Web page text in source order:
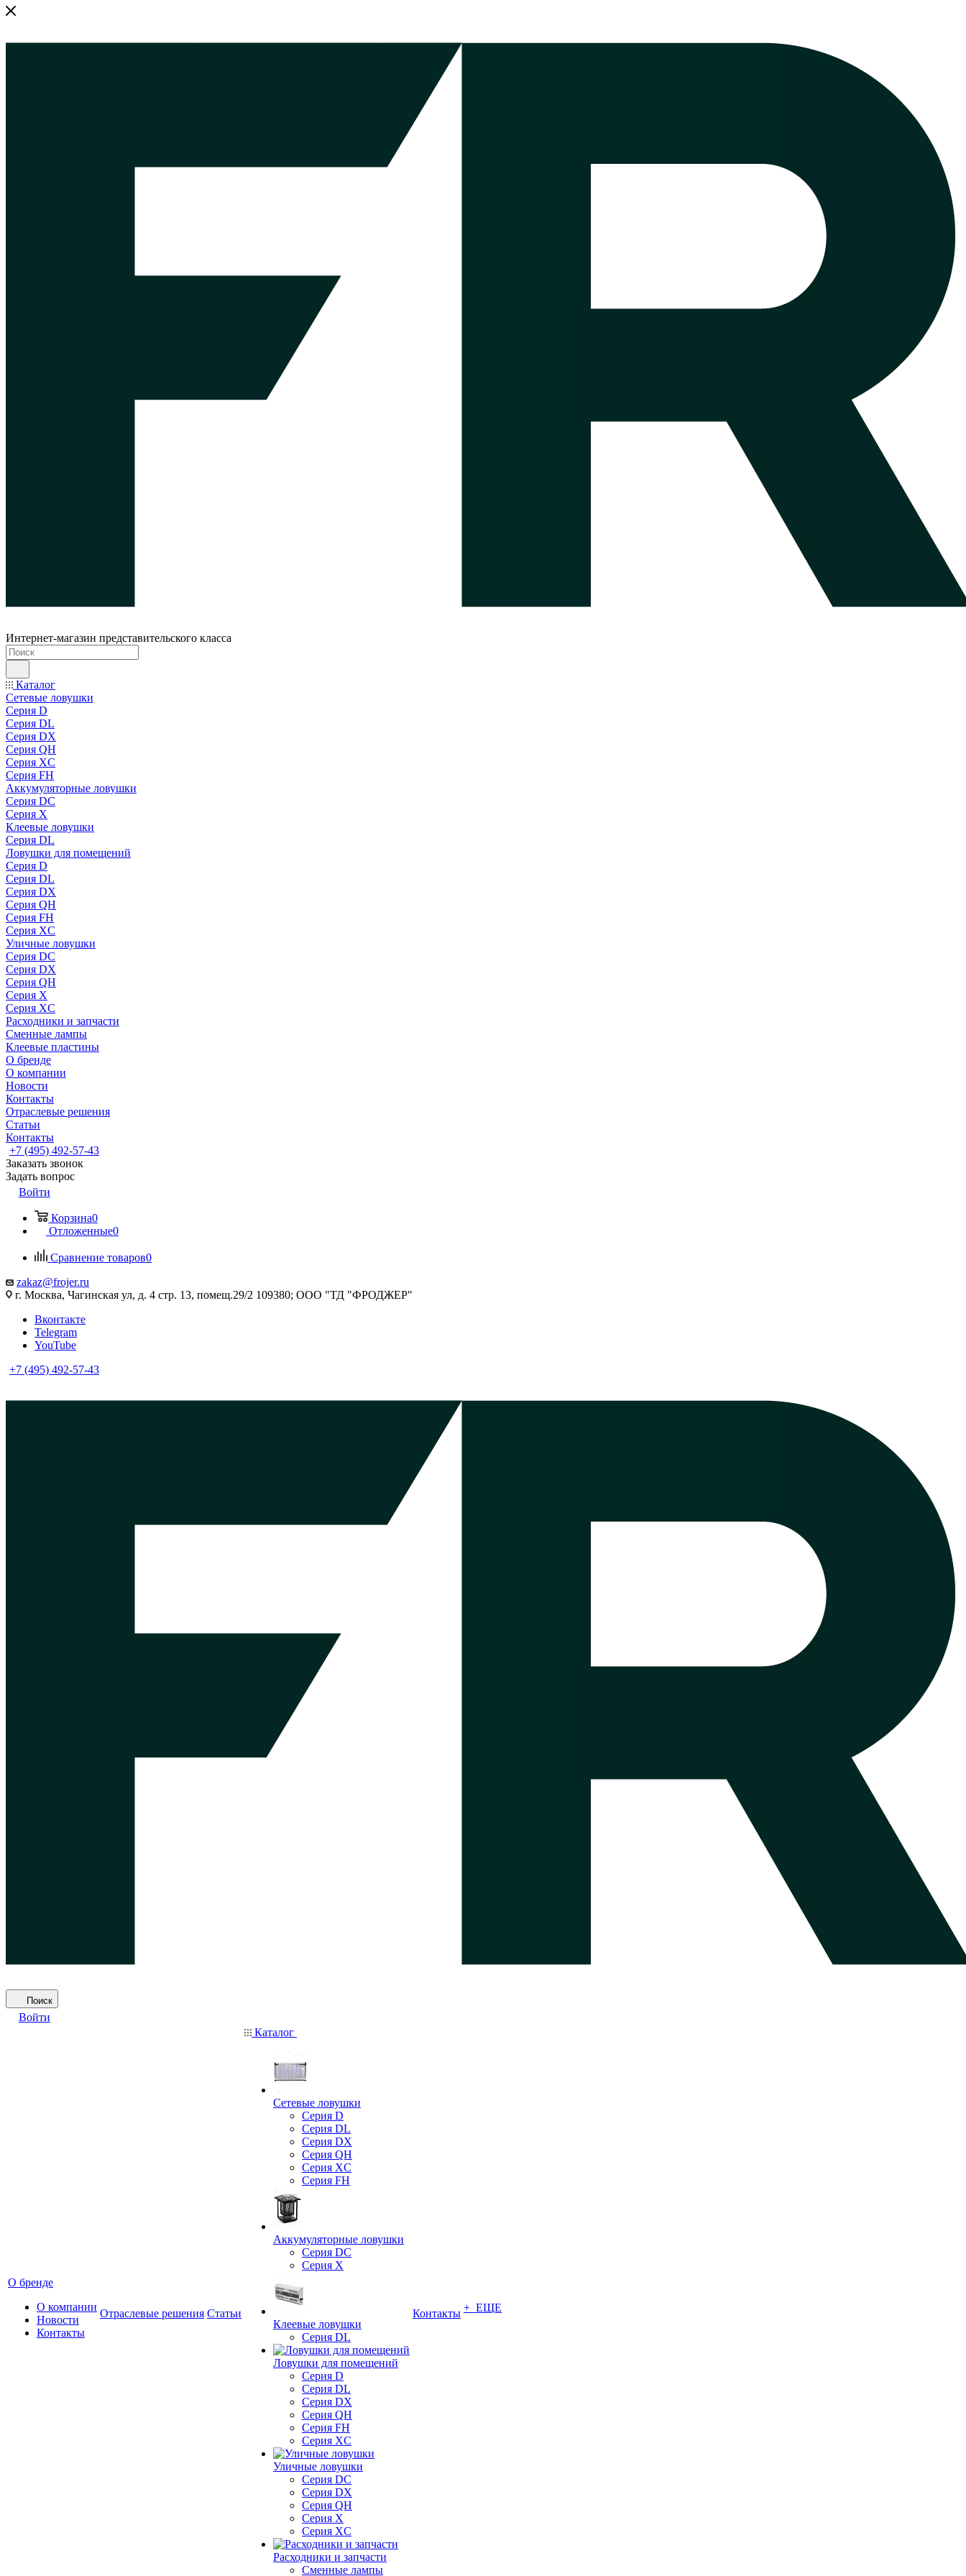
Интернет-магазин представительского класса
Каталог
Сетевые ловушки
Серия D
Серия DL
Серия DX
Серия QH
Серия XC
Серия FH
Аккумуляторные ловушки
Серия DC
Серия X
Клеевые ловушки
Серия DL
Ловушки для помещений
Серия D
Серия DL
Серия DX
Серия QH
Серия FH
Серия XC
Уличные ловушки
Серия DC
Серия DX
Серия QH
Серия X
Серия XC
Расходники и запчасти
Сменные лампы
Клеевые пластины
О бренде
О компании
Новости
Контакты
Отраслевые решения
Статьи
Контакты
+7 (495) 492-57-43
Заказать звонок
Задать вопрос
Войти
Корзина0
Отложенные0
Сравнение товаров0
zakaz@frojer.ru
г. Москва, Чагинская ул, д. 4 стр. 13, помещ.29/2 109380; ООО "ТД "ФРОДЖЕР"
Вконтакте
Telegram
YouTube
+7 (495) 492-57-43
Поиск
Войти
О бренде
О компании
Новости
Контакты
Отраслевые решения Статьи
Каталог
Сетевые ловушки
Серия D
Серия DL
Серия DX
Серия QH
Серия XC
Серия FH
Аккумуляторные ловушки
Серия DC
Серия X
Клеевые ловушки
Серия DL
Ловушки для помещений
Серия D
Серия DL
Серия DX
Серия QH
Серия FH
Серия XC
Уличные ловушки
Серия DC
Серия DX
Серия QH
Серия X
Серия XC
Расходники и запчасти
Сменные лампы
Контакты + ЕЩЕ